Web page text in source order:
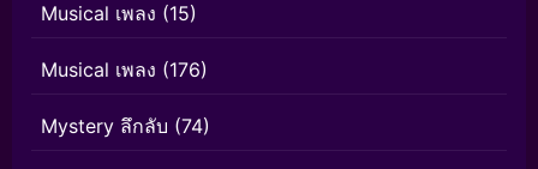
Musical เพลง (15)
Musical เพลง (176)
Mystery ลึกลับ (74)